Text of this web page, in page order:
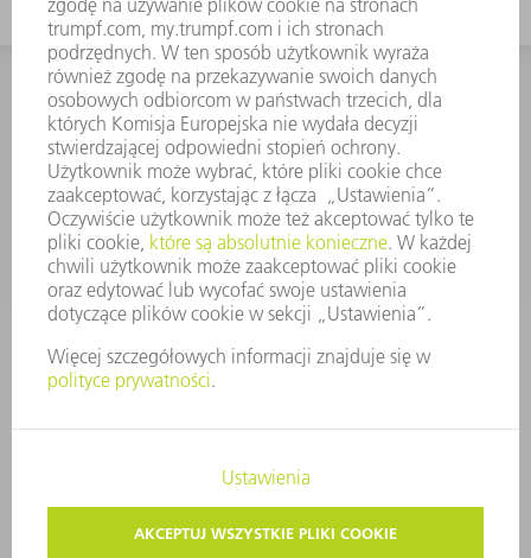
KONTAKT
Dział Części Zamiennych i Narzędzi
48225753936
8.00 - 17.00
czesci.zamienne@trumpf.com
PRAWA AUTORSKIE I PRAWA DOTYCZĄCE ZNAKÓW TOWAROWYCH